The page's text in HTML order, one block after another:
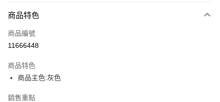
付款後全家取貨
每筆NT$100，滿NT$1,800(含以上)免運費
付款後7-11取貨
每筆NT$100，滿NT$1,800(含以上)免運費
宅配(離島恕不配送)
商品特色
商品編號
11666448
商品特色
商品主色:灰色
銷售重點